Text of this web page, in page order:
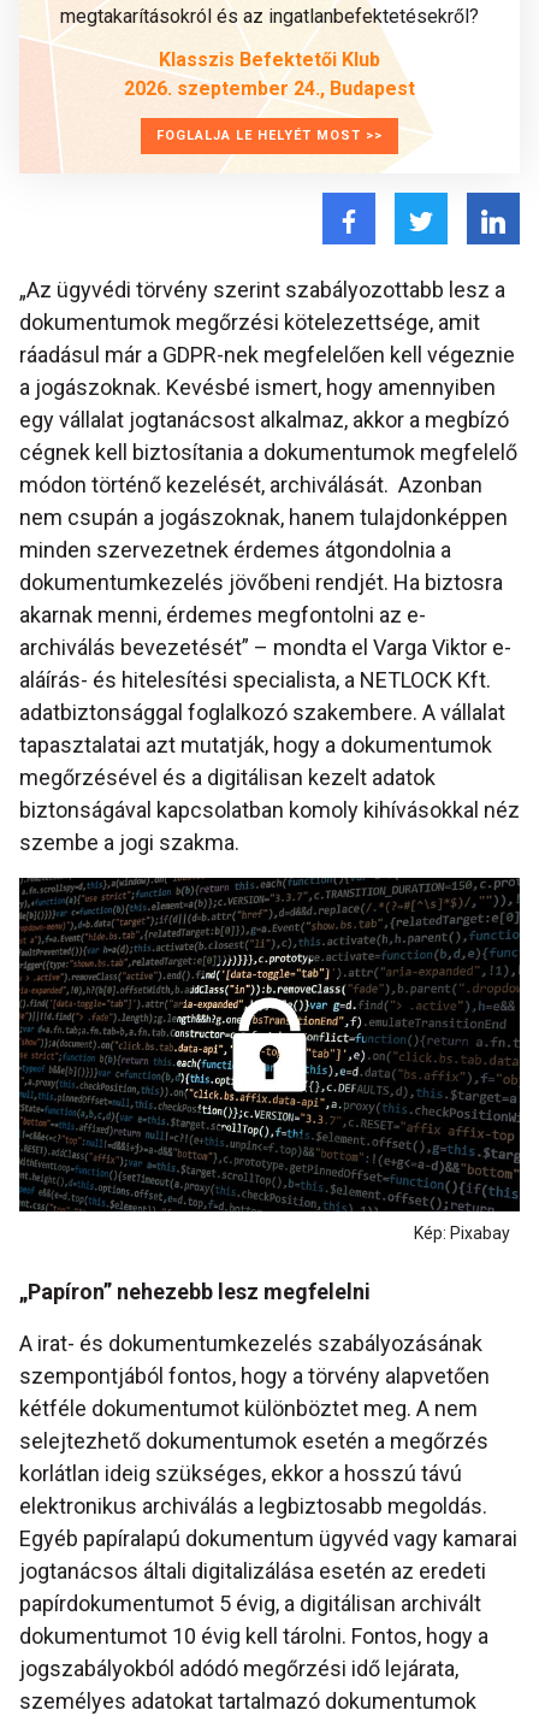
megtakarításokról és az ingatlanbefektetésekről?
Klasszis Befektetői Klub
2026. szeptember 24., Budapest
FOGLALJA LE HELYÉT MOST >>
„Az ügyvédi törvény szerint szabályozottabb lesz a
dokumentumok megőrzési kötelezettsége, amit
ráadásul már a GDPR-nek megfelelően kell végeznie
a jogászoknak. Kevésbé ismert, hogy amennyiben
egy vállalat jogtanácsost alkalmaz, akkor a megbízó
cégnek kell biztosítania a dokumentumok megfelelő
módon történő kezelését, archiválását. Azonban
nem csupán a jogászoknak, hanem tulajdonképpen
minden szervezetnek érdemes átgondolnia a
dokumentumkezelés jövőbeni rendjét. Ha biztosra
akarnak menni, érdemes megfontolni az e-
archiválás bevezetését” – mondta el Varga Viktor e-
aláírás- és hitelesítési specialista, a NETLOCK Kft.
adatbiztonsággal foglalkozó szakembere. A vállalat
tapasztalatai azt mutatják, hogy a dokumentumok
megőrzésével és a digitálisan kezelt adatok
biztonságával kapcsolatban komoly kihívásokkal néz
szembe a jogi szakma.
Kép: Pixabay
„Papíron” nehezebb lesz megfelelni
A irat- és dokumentumkezelés szabályozásának
szempontjából fontos, hogy a törvény alapvetően
kétféle dokumentumot különböztet meg. A nem
selejtezhető dokumentumok esetén a megőrzés
korlátlan ideig szükséges, ekkor a hosszú távú
elektronikus archiválás a legbiztosabb megoldás.
Egyéb papíralapú dokumentum ügyvéd vagy kamarai
jogtanácsos általi digitalizálása esetén az eredeti
papírdokumentumot 5 évig, a digitálisan archivált
dokumentumot 10 évig kell tárolni. Fontos, hogy a
jogszabályokból adódó megőrzési idő lejárata,
személyes adatokat tartalmazó dokumentumok